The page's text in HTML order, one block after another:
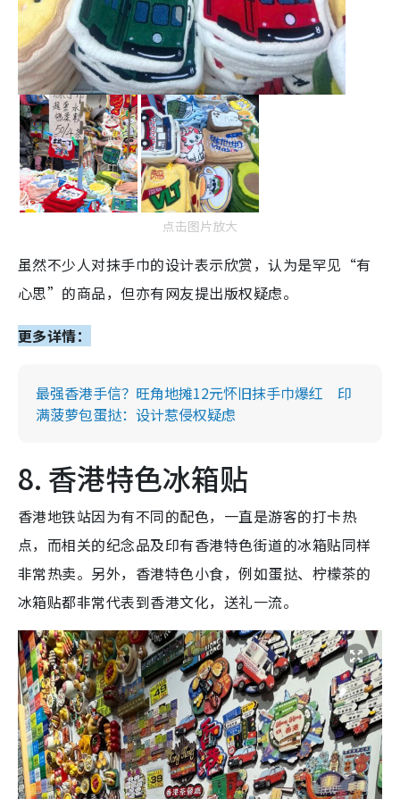
点击图片放大
虽然不少人对抹手巾的设计表示欣赏，认为是罕见“有
心思”的商品，但亦有网友提出版权疑虑。
更多详情：
最强香港手信？旺角地摊12元怀旧抹手巾爆红 印
满菠萝包蛋挞：设计惹侵权疑虑
8. 香港特色冰箱贴
香港地铁站因为有不同的配色，一直是游客的打卡热
点，而相关的纪念品及印有香港特色街道的冰箱贴同样
非常热卖。另外，香港特色小食，例如蛋挞、柠檬茶的
冰箱贴都非常代表到香港文化，送礼一流。